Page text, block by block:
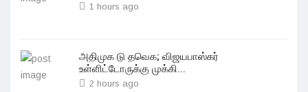
1 hours ago
அதிமுக டு தவெக; விஜயபாஸ்கர்
உள்ளிட்டோருக்கு முக்கி...
2 hours ago